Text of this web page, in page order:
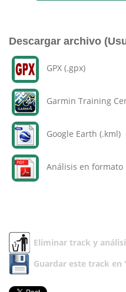
Descargar archivo
GPX (.gpx)
Garmin Training
Google Earth (.kml)
Análisis en formato
Eliminar track y
Guardar este track